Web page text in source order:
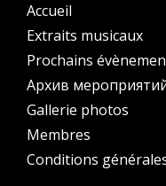
Accueil
Extraits musicaux
Prochains
Архив
Gallerie photos
Membres
Conditions